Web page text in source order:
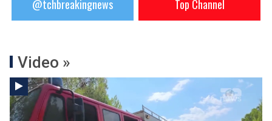
@tchbreakingnews Top Channel
Video »